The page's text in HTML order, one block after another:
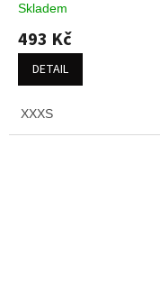
Skladem
493 Kč
DETAIL
XXXS